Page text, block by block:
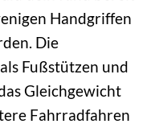
Handgriffen
Die
Fußstützen und
Gleichgewicht
Fahrradfahren